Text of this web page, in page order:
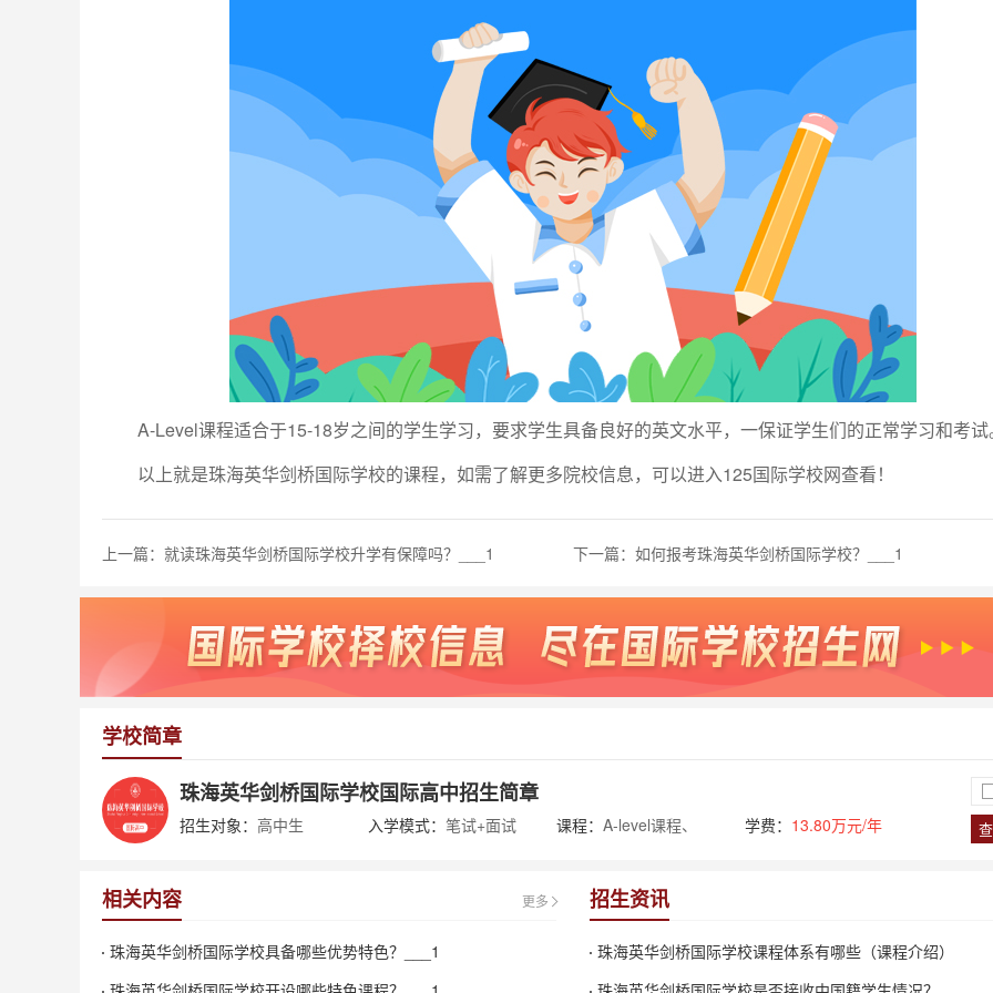
A-Level课程适合于15-18岁之间的学生学习，要求学生具备良好的英文水平，一保证学生们的正常学习和考试
以上就是珠海英华剑桥国际学校的课程，如需了解更多院校信息，可以进入125国际学校网查看！
上一篇： 就读珠海英华剑桥国际学校升学有保障吗？___1 下一篇： 如何报考珠海英华剑桥国际学校？___1
学校简章
珠海英华剑桥国际学校国际高中招生简章
招生对象： 高中生 入学模式： 笔试+面试 课程： A-level课程、
学费： 13.80万元/年
相关内容 更多
珠海英华剑桥国际学校具备哪些优势特色？___1
招生资讯
珠海英华剑桥国际学校课程体系有哪些（课程介绍）